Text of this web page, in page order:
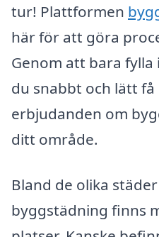
tur! Plattformen
här för att göra
Genom att bara
du snabbt och lätt
erbjudanden om
ditt område.
Bland de olika
byggstädning finns